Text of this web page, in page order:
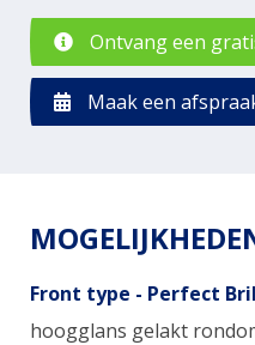
Ontvang een
Maak een
Front type - Perfect
hoogglans gelakt